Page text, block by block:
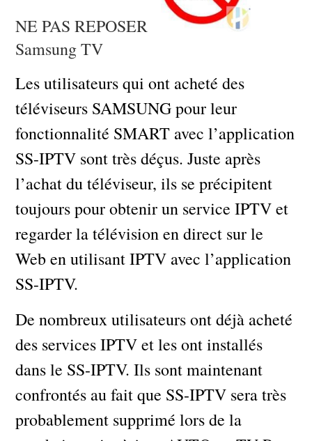
NE PAS REPOSER
Samsung TV
Les utilisateurs qui ont acheté des
téléviseurs SAMSUNG pour leur
fonctionnalité SMART avec l’application
SS-IPTV sont très déçus. Juste après
l’achat du téléviseur, ils se précipitent
toujours pour obtenir un service IPTV et
regarder la télévision en direct sur le
Web en utilisant IPTV avec l’application
SS-IPTV.
De nombreux utilisateurs ont déjà acheté
des services IPTV et les ont installés
dans le SS-IPTV. Ils sont maintenant
confrontés au fait que SS-IPTV sera très
probablement supprimé lors de la